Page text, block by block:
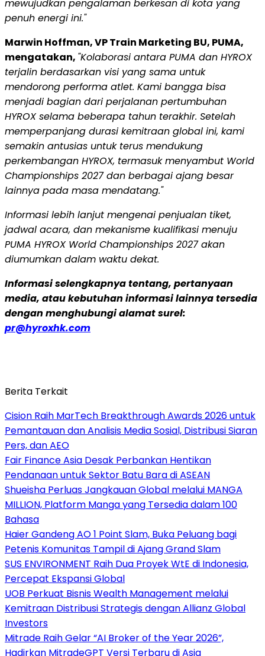
mewujudkan pengalaman berkesan di kota yang
penuh energi ini."
Marwin Hoffman, VP Train Marketing BU, PUMA,
mengatakan, "Kolaborasi antara PUMA dan HYROX
terjalin berdasarkan visi yang sama untuk
mendorong performa atlet. Kami bangga bisa
menjadi bagian dari perjalanan pertumbuhan
HYROX selama beberapa tahun terakhir. Setelah
memperpanjang durasi kemitraan global ini, kami
semakin antusias untuk terus mendukung
perkembangan HYROX, termasuk menyambut World
Championships 2027 dan berbagai ajang besar
lainnya pada masa mendatang."
Informasi lebih lanjut mengenai penjualan tiket,
jadwal acara, dan mekanisme kualifikasi menuju
PUMA HYROX World Championships 2027 akan
diumumkan dalam waktu dekat.
Informasi selengkapnya tentang, pertanyaan
media, atau kebutuhan informasi lainnya tersedia
dengan menghubungi alamat surel:
pr@hyroxhk.com
Berita Terkait
Cision Raih MarTech Breakthrough Awards 2026 untuk
Pemantauan dan Analisis Media Sosial, Distribusi Siaran
Pers, dan AEO
Fair Finance Asia Desak Perbankan Hentikan
Pendanaan untuk Sektor Batu Bara di ASEAN
Shueisha Perluas Jangkauan Global melalui MANGA
MILLION, Platform Manga yang Tersedia dalam 100
Bahasa
Haier Gandeng AO 1 Point Slam, Buka Peluang bagi
Petenis Komunitas Tampil di Ajang Grand Slam
SUS ENVIRONMENT Raih Dua Proyek WtE di Indonesia,
Percepat Ekspansi Global
UOB Perkuat Bisnis Wealth Management melalui
Kemitraan Distribusi Strategis dengan Allianz Global
Investors
Mitrade Raih Gelar “AI Broker of the Year 2026”,
Hadirkan MitradeGPT Versi Terbaru di Asia